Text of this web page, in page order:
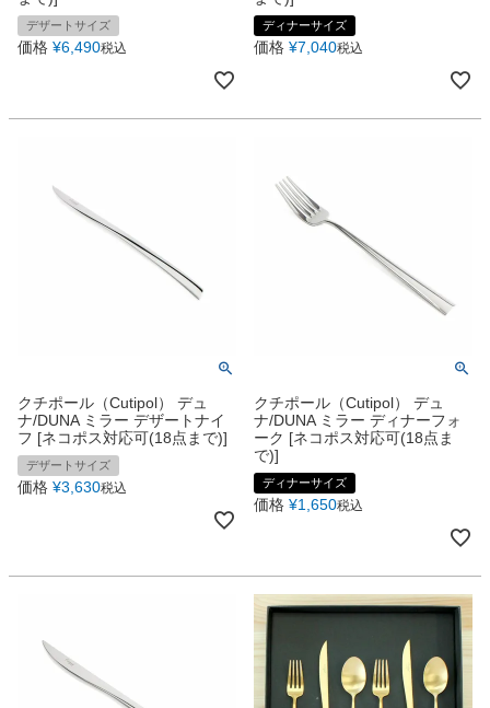
デザートサイズ
価格 ¥6,490税込
ディナーサイズ
価格 ¥7,040税込
クチポール（Cutipol） デュ
ナ/DUNA ミラー デザートナイ
フ [ネコポス対応可(18点まで)]
デザートサイズ
価格 ¥3,630税込
クチポール（Cutipol） デュ
ナ/DUNA ミラー ディナーフォ
ーク [ネコポス対応可(18点ま
で)]
ディナーサイズ
価格 ¥1,650税込